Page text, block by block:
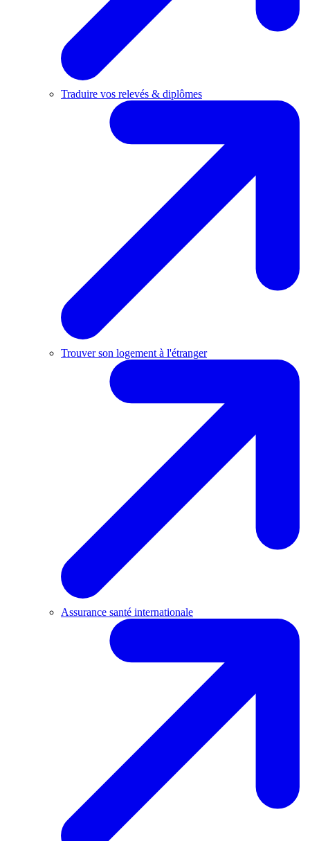
Traduire vos relevés & diplômes
Trouver son logement à l'étranger
Assurance santé internationale